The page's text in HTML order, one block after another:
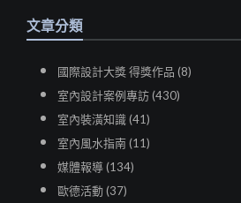
文章分類
國際設計大獎 得獎作品 (8)
室內設計案例專訪 (430)
室內裝潢知識 (41)
室內風水指南 (11)
媒體報導 (134)
歐德活動 (37)